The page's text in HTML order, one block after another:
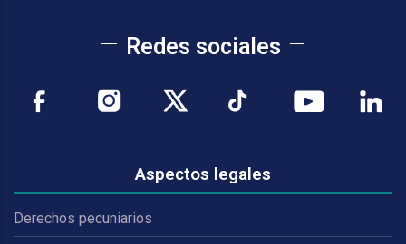
Redes sociales
Aspectos legales
Derechos pecuniarios